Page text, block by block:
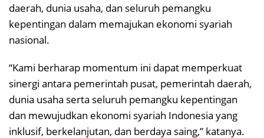
daerah, dunia usaha, dan seluruh pemangku
kepentingan dalam memajukan ekonomi syariah
nasional.
“Kami berharap momentum ini dapat memperkuat
sinergi antara pemerintah pusat, pemerintah daerah,
dunia usaha serta seluruh pemangku kepentingan
dan mewujudkan ekonomi syariah Indonesia yang
inklusif, berkelanjutan, dan berdaya saing,” katanya.